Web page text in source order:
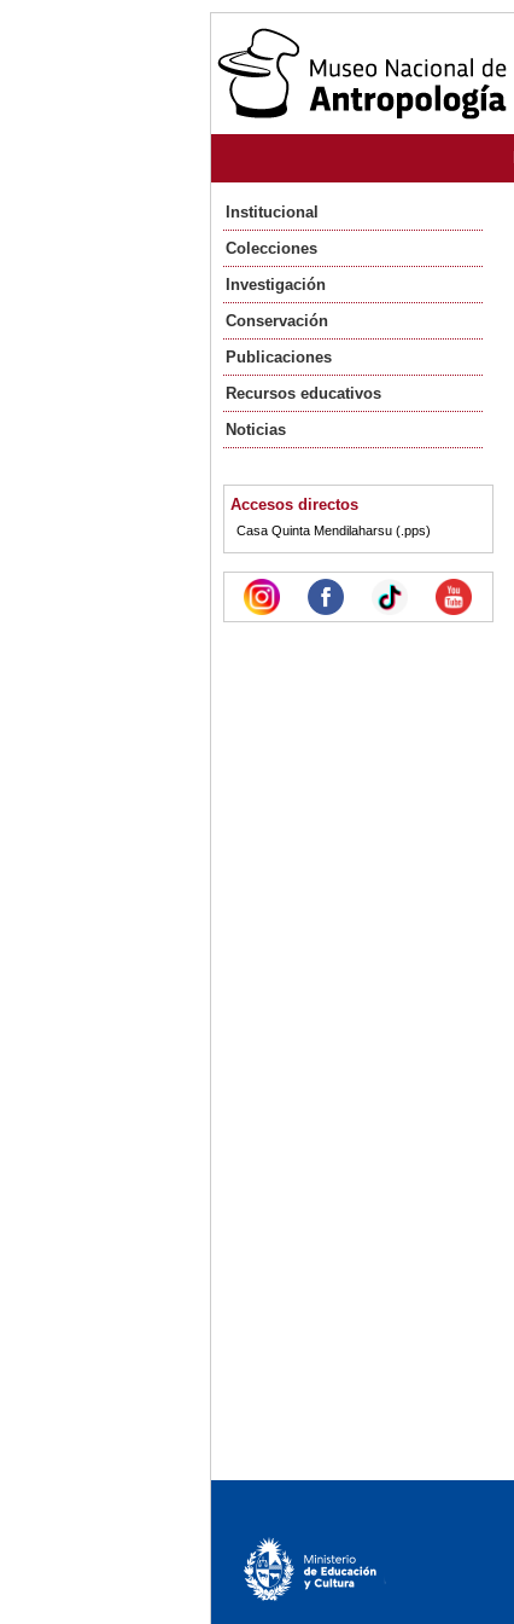
Institucional
Colecciones
Investigación
Conservación
Publicaciones
Recursos educativos
Noticias
Accesos directos
Casa Quinta Mendilaharsu (.pps)